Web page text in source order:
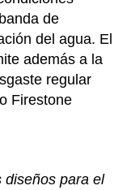
de
del agua. El
además a la
regular
Firestone
diseños para el